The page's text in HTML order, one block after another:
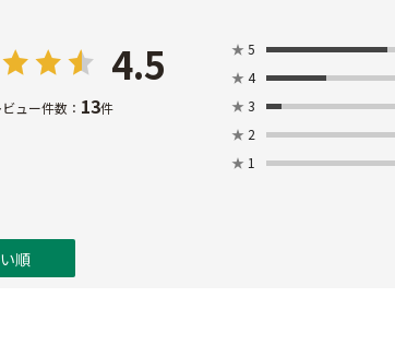
4.5
ビュー件数： 13件
★ 5
★ 4
★ 3
★ 2
★ 1
順